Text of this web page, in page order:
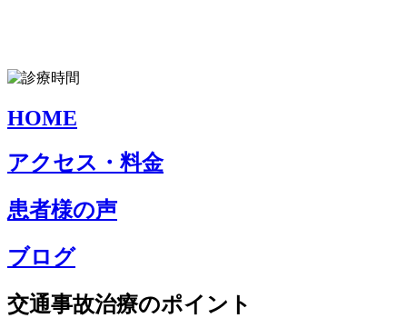
HOME
アクセス・料金
患者様の声
ブログ
交通事故治療のポイント